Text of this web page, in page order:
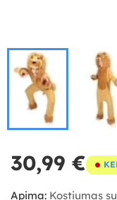
30,99 €
Apima: Kostiumas